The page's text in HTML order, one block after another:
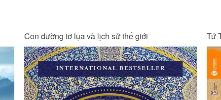
Tứ Thư Lãnh Đạo - Thuật Quản Trị